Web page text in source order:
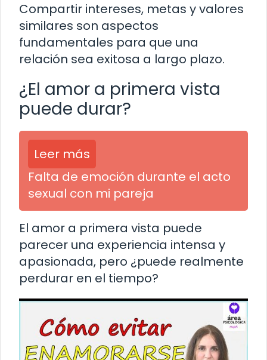
Compartir intereses, metas y valores
similares son aspectos
fundamentales para que una
relación sea exitosa a largo plazo.
¿El amor a primera vista
puede durar?
Leer más
Falta de emoción durante el acto
sexual con mi pareja
El amor a primera vista puede
parecer una experiencia intensa y
apasionada, pero ¿puede realmente
perdurar en el tiempo?